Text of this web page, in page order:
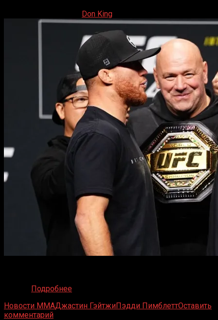
Don King
Подробнее
Новости ММАДжастин ГэйтжиПэдди ПимблеттОставить
комментарий